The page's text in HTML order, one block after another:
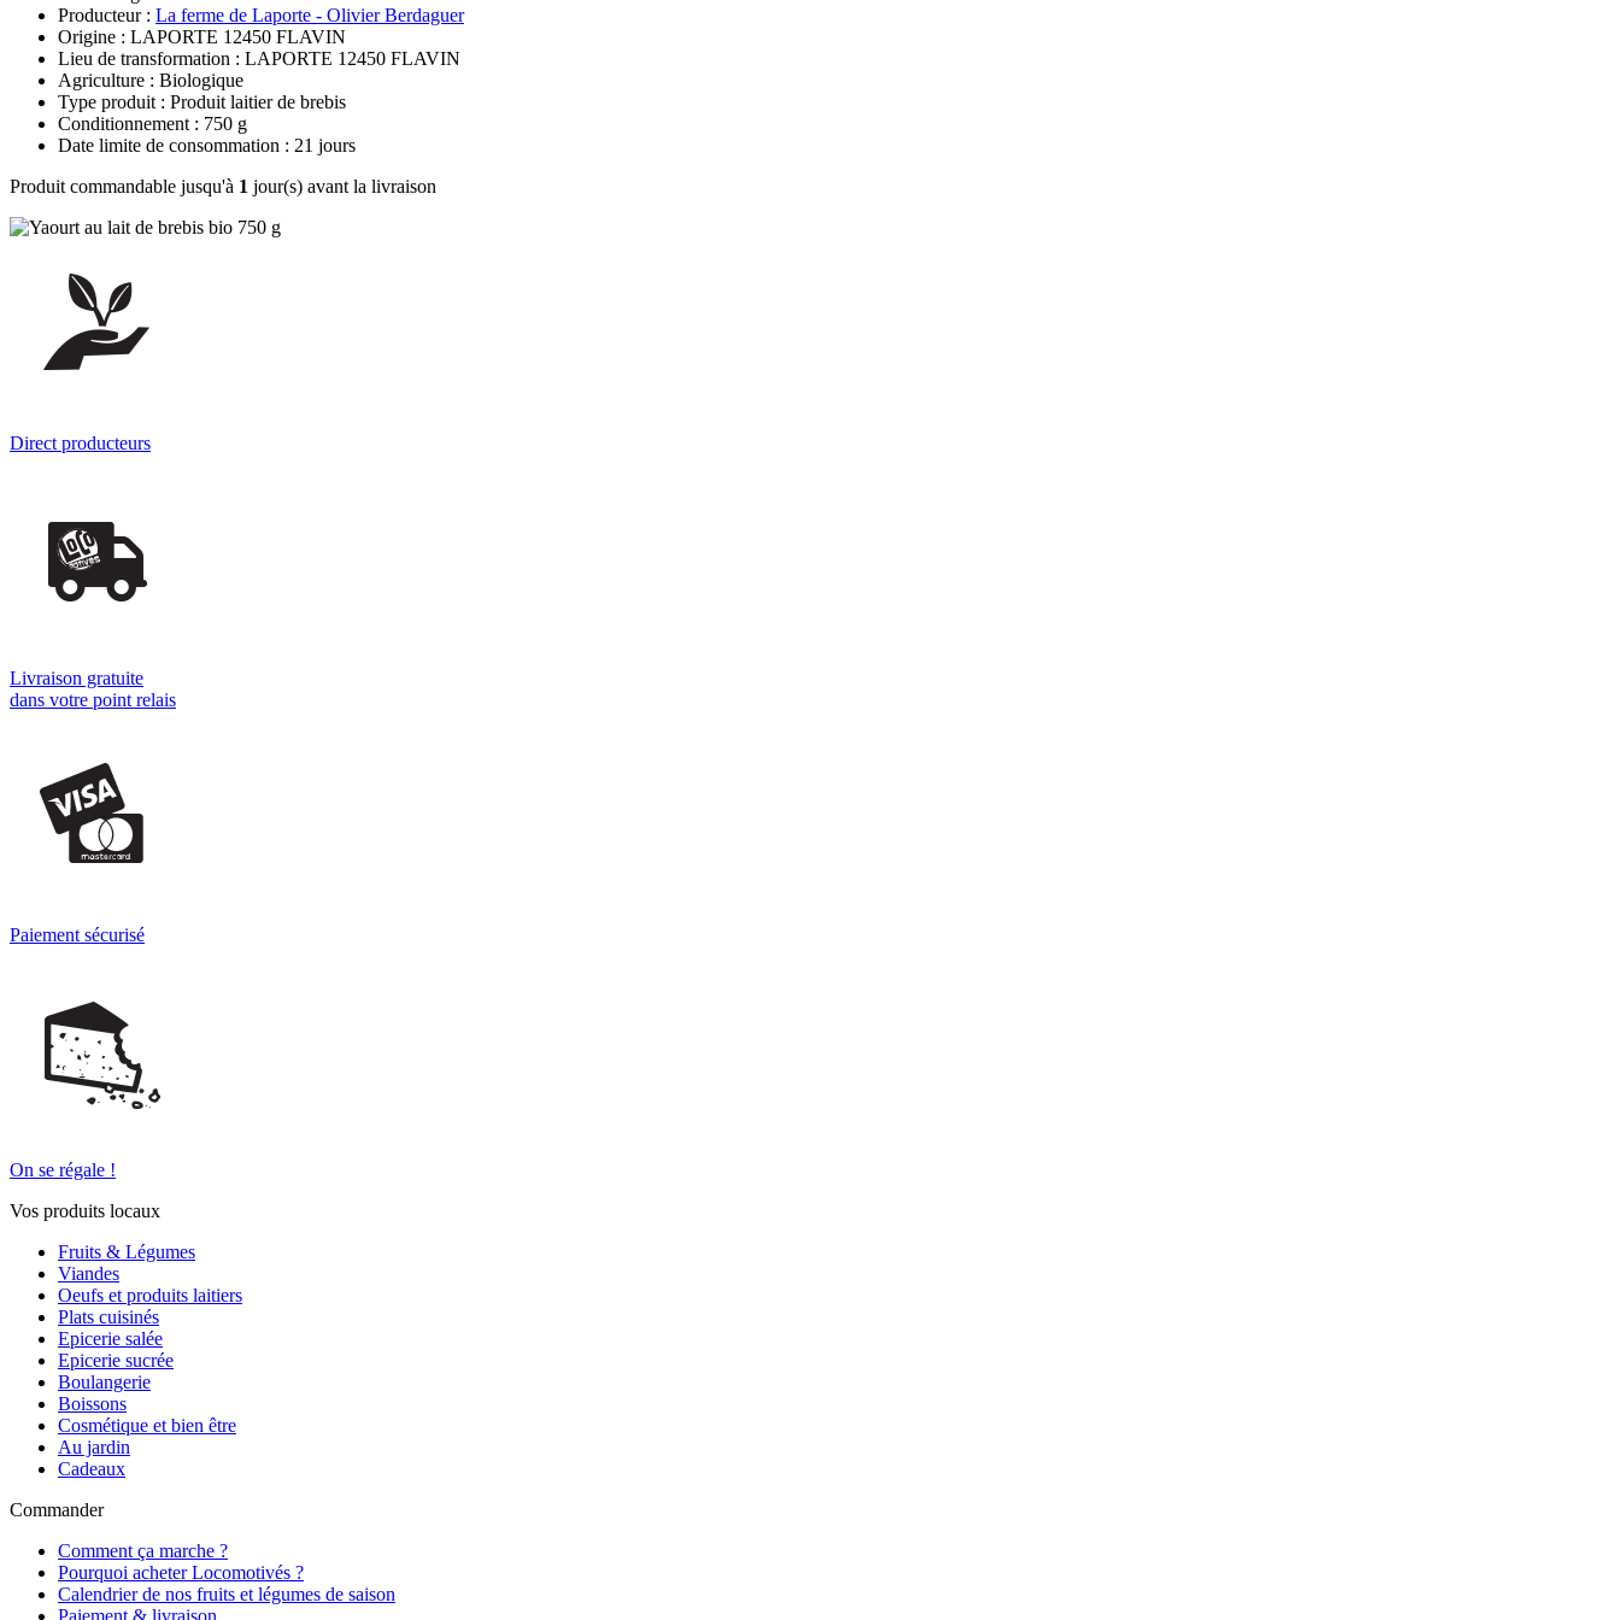
Producteur : La ferme de Laporte - Olivier Berdaguer
Origine : LAPORTE 12450 FLAVIN
Lieu de transformation : LAPORTE 12450 FLAVIN
Agriculture : Biologique
Type produit : Produit laitier de brebis
Conditionnement : 750 g
Date limite de consommation : 21 jours
Produit commandable jusqu'à 1 jour(s) avant la livraison
Direct producteurs
Livraison gratuite
dans votre point relais
Paiement sécurisé
On se régale !
Vos produits locaux
Fruits & Légumes
Viandes
Oeufs et produits laitiers
Plats cuisinés
Epicerie salée
Epicerie sucrée
Boulangerie
Boissons
Cosmétique et bien être
Au jardin
Cadeaux
Commander
Comment ça marche ?
Pourquoi acheter Locomotivés ?
Calendrier de nos fruits et légumes de saison
Paiement & livraison